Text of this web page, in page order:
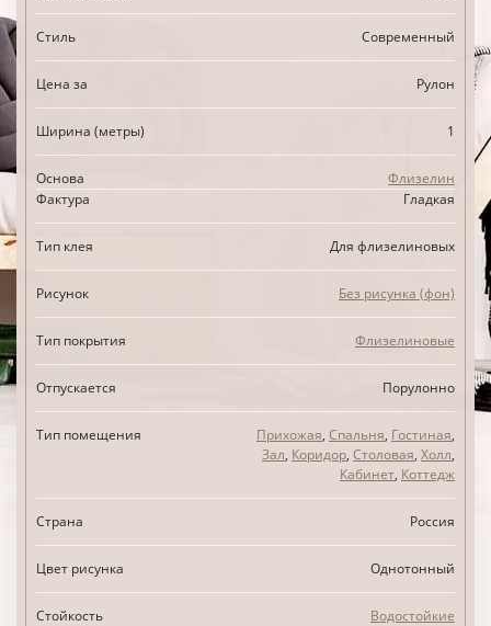
Стиль Современный
Цена за Рулон
Ширина (метры) 1
Основа
Флизелин
Фактура
Гладкая
Тип клея Для флизелиновых
Рисунок Без рисунка (фон)
Тип покрытия Флизелиновые
Отпускается Порулонно
Тип помещения Прихожая, Спальня, Гостиная,
Зал, Коридор, Столовая, Холл,
Кабинет, Коттедж
Страна Россия
Цвет рисунка Однотонный
Стойкость Водостойкие